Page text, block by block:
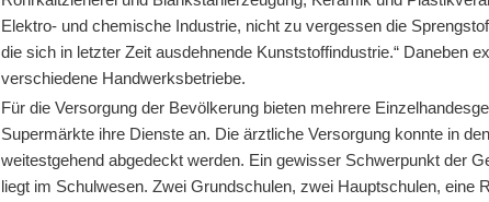
Elektro- und chemische Industrie, nicht zu vergessen die
die sich in letzter Zeit ausdehnende Kunststoffindustrie.“ Daneben
verschiedene Handwerksbetriebe.
Für die Versorgung der Bevölkerung bieten mehrere
Supermärkte ihre Dienste an. Die ärztliche Versorgung konnte in
weitestgehend abgedeckt werden. Ein gewisser Schwerpunkt der
liegt im Schulwesen. Zwei Grundschulen, zwei Hauptschulen, eine